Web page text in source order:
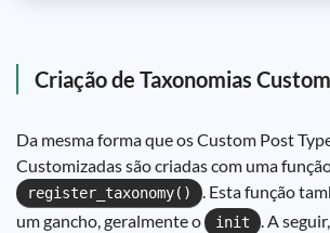
Criação de Taxonomias
Da mesma forma que os Custom Post
Customizadas são criadas com uma
register_taxonomy()
. Esta função
um gancho, geralmente o
init . A